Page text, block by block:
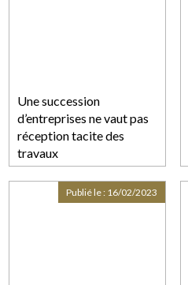
Une succession
d’entreprises ne vaut pas
réception tacite des
travaux
Publié le : 16/02/2023